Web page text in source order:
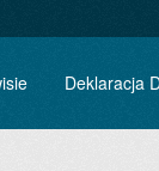
Deklaracja